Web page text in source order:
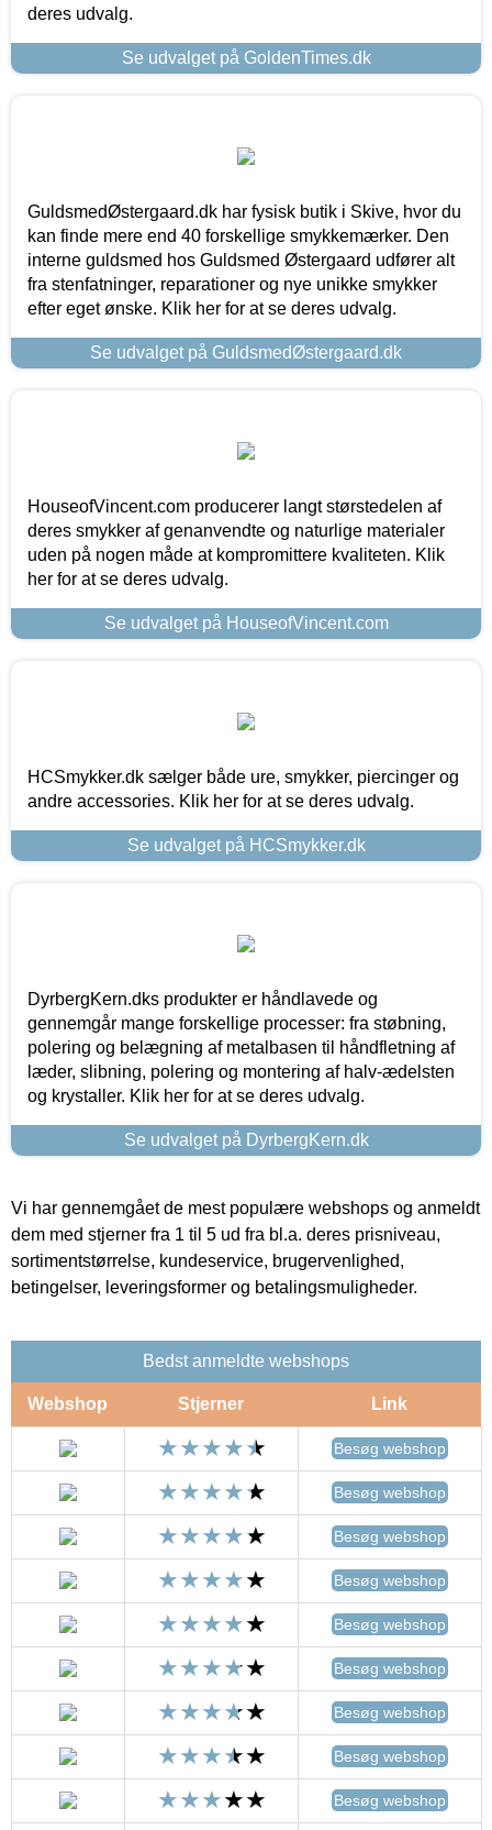
deres udvalg.
Se udvalget på GoldenTimes.dk
GuldsmedØstergaard.dk har fysisk butik i Skive, hvor du
kan finde mere end 40 forskellige smykkemærker. Den
interne guldsmed hos Guldsmed Østergaard udfører alt
fra stenfatninger, reparationer og nye unikke smykker
efter eget ønske. Klik her for at se deres udvalg.
Se udvalget på GuldsmedØstergaard.dk
HouseofVincent.com producerer langt størstedelen af
deres smykker af genanvendte og naturlige materialer
uden på nogen måde at kompromittere kvaliteten. Klik
her for at se deres udvalg.
Se udvalget på HouseofVincent.com
HCSmykker.dk sælger både ure, smykker, piercinger og
andre accessories. Klik her for at se deres udvalg.
Se udvalget på HCSmykker.dk
DyrbergKern.dks produkter er håndlavede og
gennemgår mange forskellige processer: fra støbning,
polering og belægning af metalbasen til håndfletning af
læder, slibning, polering og montering af halv-ædelsten
og krystaller. Klik her for at se deres udvalg.
Se udvalget på DyrbergKern.dk
Vi har gennemgået de mest populære webshops og anmeldt
dem med stjerner fra 1 til 5 ud fra bl.a. deres prisniveau,
sortimentstørrelse, kundeservice, brugervenlighed,
betingelser, leveringsformer og betalingsmuligheder.
Bedst anmeldte webshops
Webshop Stjerner Link
Besøg webshop
Besøg webshop
Besøg webshop
Besøg webshop
Besøg webshop
Besøg webshop
Besøg webshop
Besøg webshop
Besøg webshop